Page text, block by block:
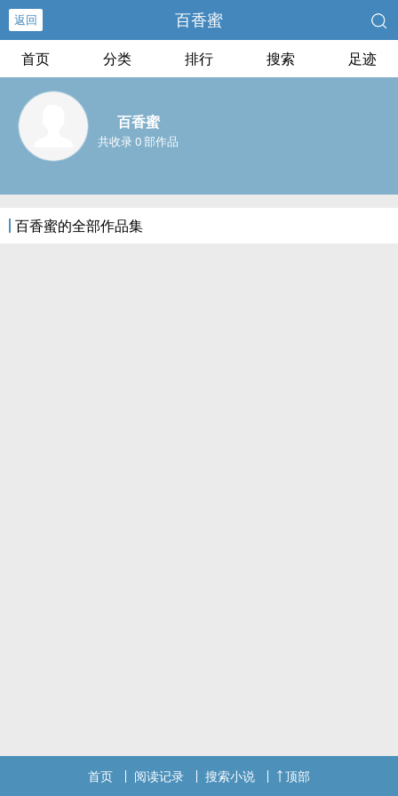
返回 百香蜜
首页 分类 排行 搜索 足迹
百香蜜
共收录 0 部作品
百香蜜的全部作品集
首页 阅读记录 搜索小说 顶部